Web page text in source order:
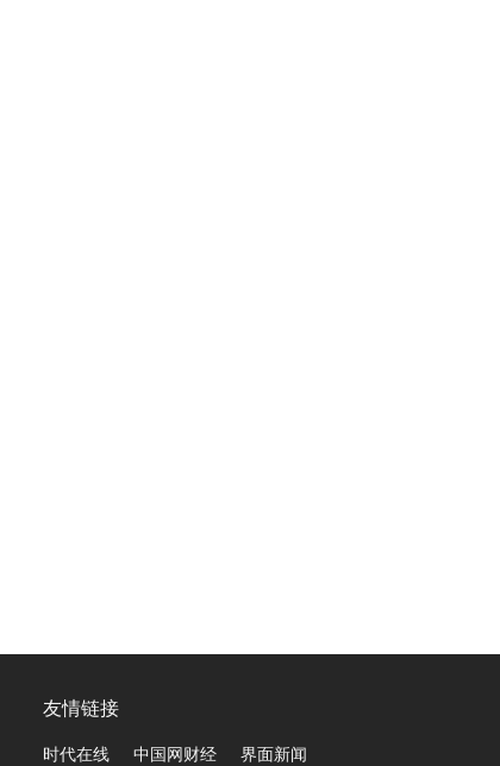
友情链接
时代在线 中国网财经 界面新闻